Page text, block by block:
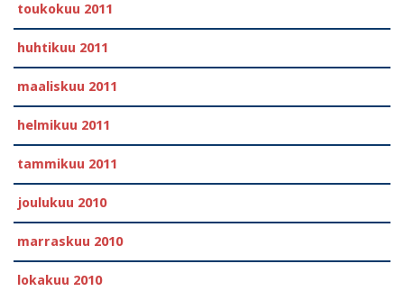
toukokuu 2011
huhtikuu 2011
maaliskuu 2011
helmikuu 2011
tammikuu 2011
joulukuu 2010
marraskuu 2010
lokakuu 2010